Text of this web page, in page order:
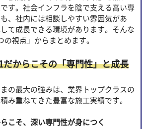
す。社会インフラを陰で支える高い専
、社内には相談しやすい雰囲気があ
て成長できる環境があります。そんな
の視点」からまとめます。
だからこその「専門性」と成長
の最大の強みは、業界トップクラスの
み重ねてきた豊富な施工実績です。
こそ、深い専門性が身につく